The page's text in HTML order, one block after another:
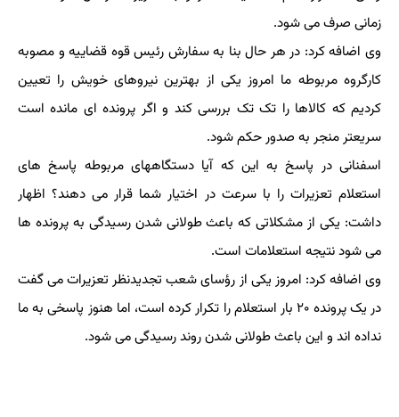
زمانی صرف می شود.
وی اضافه کرد: در هر حال بنا به سفارش رئیس قوه قضاییه و مصوبه
کارگروه مربوطه ما امروز یکی از بهترین نیروهای خویش را تعیین
کردیم که کالاها را تک تک بررسی کند و اگر پرونده ای مانده است
سریعتر منجر به صدور حکم شود.
اسفنانی در پاسخ به این که آیا دستگاههای مربوطه پاسخ های
استعلام تعزیرات را با سرعت در اختیار شما قرار می دهند؟ اظهار
داشت: یکی از مشکلاتی که باعث طولانی شدن رسیدگی به پرونده ها
می شود نتیجه استعلامات است.
وی اضافه کرد: امروز یکی از رؤسای شعب تجدیدنظر تعزیرات می گفت
در یک پرونده ۲۰ بار استعلام را تکرار کرده است، اما هنوز پاسخی به ما
نداده اند و این باعث طولانی شدن روند رسیدگی می شود.